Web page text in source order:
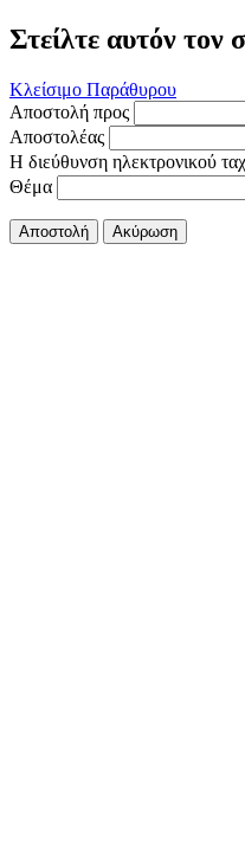
Στείλτε αυτόν τον
Κλείσιμο Παράθυρου
Αποστολή προς
Αποστολέας
Η διεύθυνση ηλεκτρονικού
Θέμα
Αποστολή Ακύρωση